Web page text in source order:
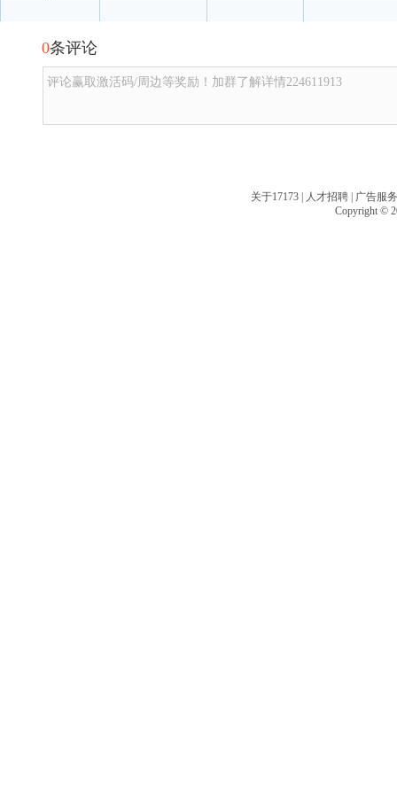
0条评论
评论赢取激活码/周边等奖励！加群了解详情224611913
关于17173 | 人才招聘 | 广告服务
Copyright ©